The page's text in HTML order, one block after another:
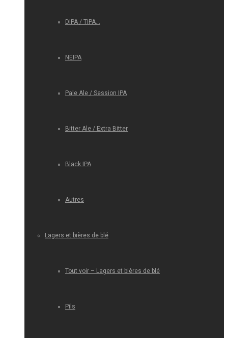
DIPA / TIPA…
NEIPA
Pale Ale / Session IPA
Bitter Ale / Extra Bitter
Black IPA
Autres
Lagers et bières de blé
Tout voir – Lagers et bières de blé
Pils